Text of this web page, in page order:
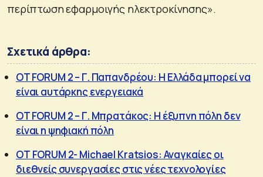
περίπτωση εφαρμοιγής ηλεκτροκίνησης».
Σχετικά άρθρα:
OT FORUM 2 – Γ. Παπανδρέου: Η Ελλάδα μπορεί να
είναι αυτάρκης ενεργειακά
OT FORUM 2 – Γ. Μπρατάκος: Η έξυπνη πόλη δεν
είναι η ψηφιακή πόλη
ΟΤ FORUM 2- Michael Kratsios: Αναγκαίες οι
διεθνείς συνεργασίες στις νέες τεχνολογίες